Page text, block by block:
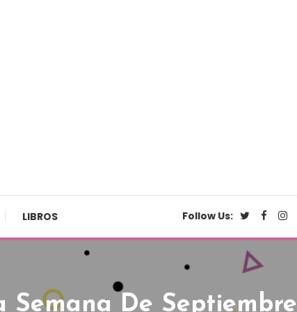
LIBROS Follow Us:
Semana De Septiembre